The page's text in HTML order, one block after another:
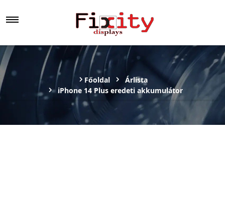
Főoldal
Árlista
iPhone 14 Plus eredeti akkumulátor